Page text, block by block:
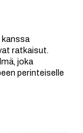
ratkaisut.
joka
perinteiselle